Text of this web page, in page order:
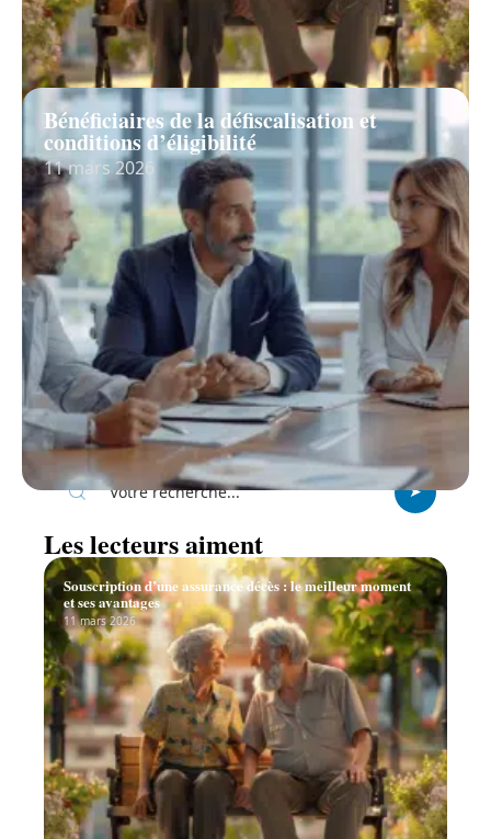
Bénéficiaires de la défiscalisation et
conditions d’éligibilité
11 mars 2026
Recherche
Les lecteurs aiment
Souscription d’une assurance décès : le meilleur moment
et ses avantages
11 mars 2026